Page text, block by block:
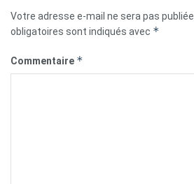
Votre adresse e-mail ne sera pas publiée.
obligatoires sont indiqués avec *
Commentaire *